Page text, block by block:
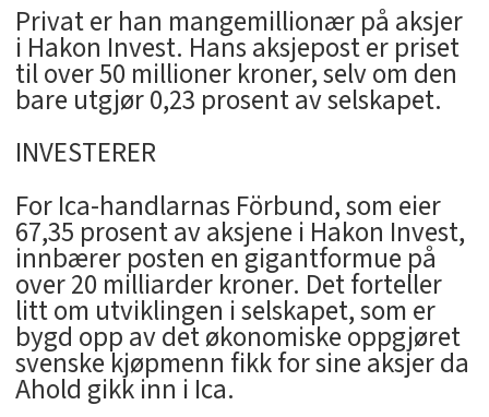
Privat er han mangemillionær på aksjer
i Hakon Invest. Hans aksjepost er priset
til over 50 millioner kroner, selv om den
bare utgjør 0,23 prosent av selskapet.
INVESTERER
For Ica-handlarnas Förbund, som eier
67,35 prosent av aksjene i Hakon Invest,
innbærer posten en gigantformue på
over 20 milliarder kroner. Det forteller
litt om utviklingen i selskapet, som er
bygd opp av det økonomiske oppgjøret
svenske kjøpmenn fikk for sine aksjer da
Ahold gikk inn i Ica.